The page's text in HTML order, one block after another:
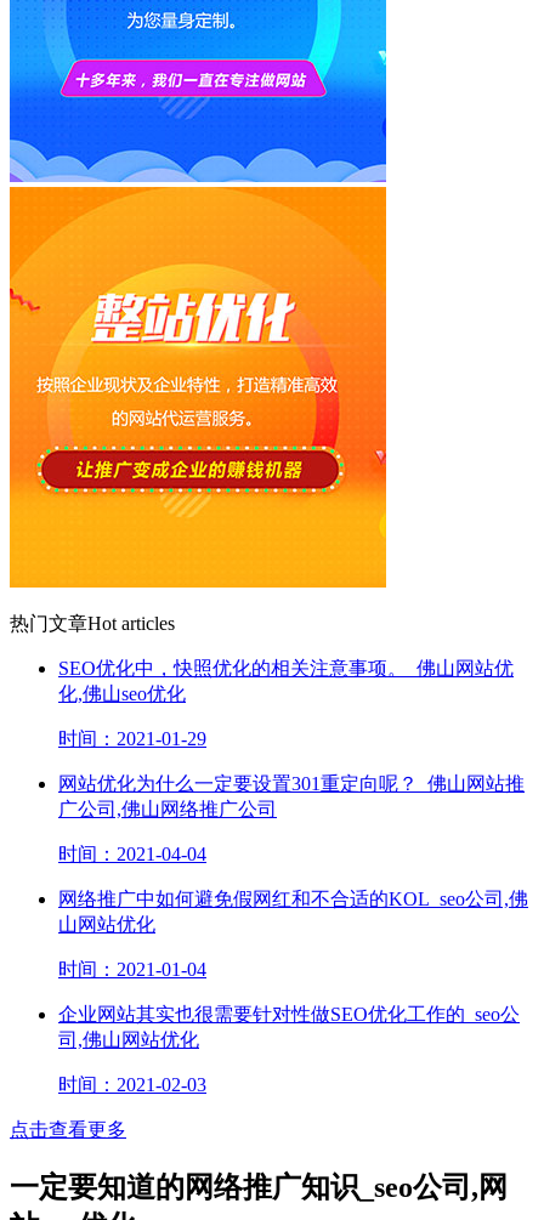
热门文章Hot articles
SEO优化中，快照优化的相关注意事项。_佛山网站优
化,佛山seo优化
时间：2021-01-29
网站优化为什么一定要设置301重定向呢？_佛山网站推
广公司,佛山网络推广公司
时间：2021-04-04
网络推广​中如何避免假网红和不合适的KOL_seo公司,佛
山网站优化
时间：2021-01-04
企业网站其实也很需要针对性做SEO优化工作的_seo公
司,佛山网站优化
时间：2021-02-03
点击查看更多
一定要知道的网络推广知识_seo公司,网